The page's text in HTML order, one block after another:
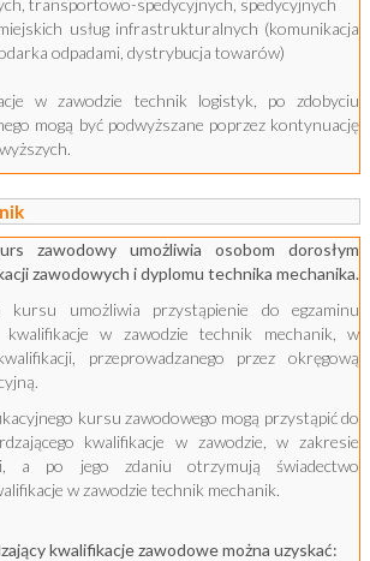
transportowo-spedycyjnych, spedycyjnych
usług infrastrukturalnych (komunikacja
odpadami, dystrybucja towarów)
w zawodzie technik logistyk, po zdobyciu
mogą być podwyższane poprzez kontynuację
zawodowy umożliwia osobom dorosłym
zawodowych i dyplomu technika mechanika.
kursu umożliwia przystąpienie do egzaminu
kwalifikacje w zawodzie technik mechanik, w
przeprowadzanego przez okręgową
kursu zawodowego mogą przystąpić do
kwalifikacje w zawodzie, w zakresie
a po jego zdaniu otrzymują świadectwo
w zawodzie technik mechanik.
kwalifikacje zawodowe można uzyskać: